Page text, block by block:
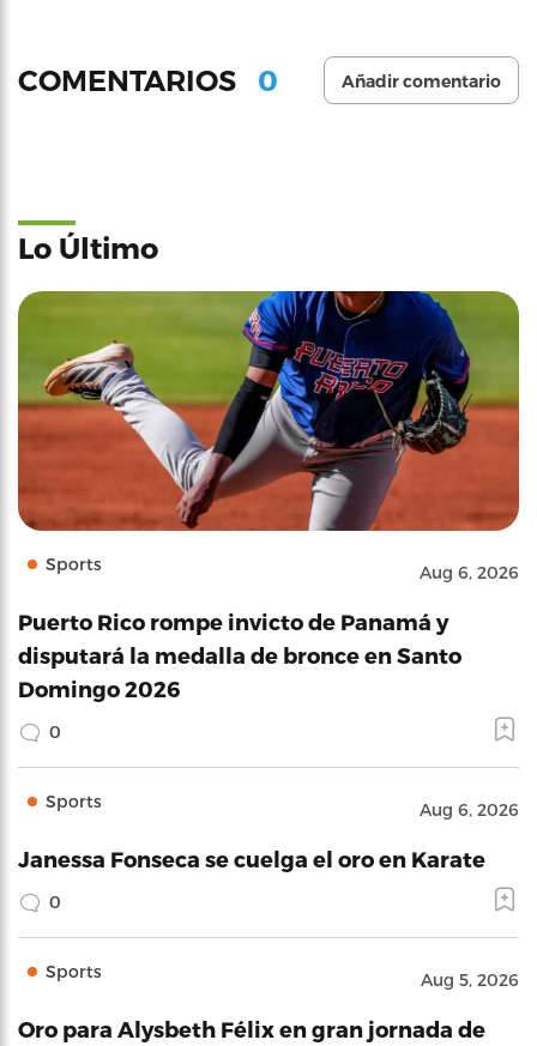
COMENTARIOS 0 Añadir comentario
Lo Último
Sports Aug 6, 2026
Puerto Rico rompe invicto de Panamá y
disputará la medalla de bronce en Santo
Domingo 2026
0
Sports Aug 6, 2026
Janessa Fonseca se cuelga el oro en Karate
0
Sports Aug 5, 2026
Oro para Alysbeth Félix en gran jornada de